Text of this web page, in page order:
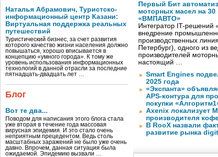
Наталья Абрамович, Туристско-
информационный центр Казани:
Виртуальная поддержка реальных
путешествий
Туристический бизнес, за счет развития
которого качество жизни населения должно
повышаться, хорошо вписывается в
концепцию «умного города». К тому же
уровень использования информационных
технологий в данной отрасли за последние
пятнадцать-двадцать лет …
Блог
Вот те два...
Поводом для написания этого блога стала
уже вторая в течение года массовая
вирусная эпидемия. И это стало очень
неприятным прецедентом. Ведь столь
масштабных заражений не было уже очень
давно. Впрочем, данная ситуация была
ожидаемой. Эпидемию вызвали …
Первый Бит
моторных масел на
«ВМПАВТО»
Интегратор IT-
внедрение
производственных
Петербург), одного из
производителей
настоящий …
Smart Engines
2025 года
«Экспанта»
APS-контура для
покупки
Axenix локализует
производителя
В RooX назвали
развитие рынка